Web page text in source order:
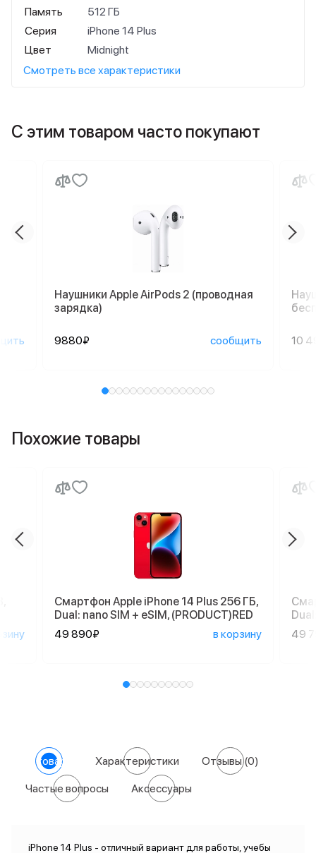
Память
512 ГБ
Серия
iPhone 14 Plus
Цвет
Midnight
Смотреть все характеристики
С этим товаром часто покупают
Наушники Apple AirPods 2 (проводная
зарядка)
9880₽ сообщить 10
Похожие товары
Смартфон Apple iPhone 14 Plus 256 ГБ,
Dual: nano SIM + eSIM, (PRODUCT)RED
49 890₽
в корзину
49
О товаре Характеристики Отзывы(0)
Частые вопросы Аксессуары
iPhone 14 Plus - отличный вариант для работы, учебы